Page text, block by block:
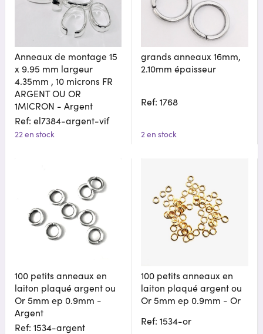
Anneaux de montage 15
x 9.95 mm largeur
4.35mm , 10 microns FR
ARGENT OU OR
1MICRON - Argent
Ref: el7384-argent-vif
22 en stock
grands anneaux 16mm,
2.10mm épaisseur
Ref: 1768
2 en stock
100 petits anneaux en
laiton plaqué argent ou
Or 5mm ep 0.9mm -
Argent
Ref: 1534-argent
100 petits anneaux en
laiton plaqué argent ou
Or 5mm ep 0.9mm - Or
Ref: 1534-or